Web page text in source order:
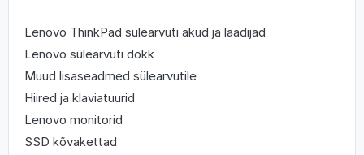
Lenovo ThinkPad sülearvuti akud ja laadijad
Lenovo sülearvuti dokk
Muud lisaseadmed sülearvutile
Hiired ja klaviatuurid
Lenovo monitorid
SSD kõvakettad